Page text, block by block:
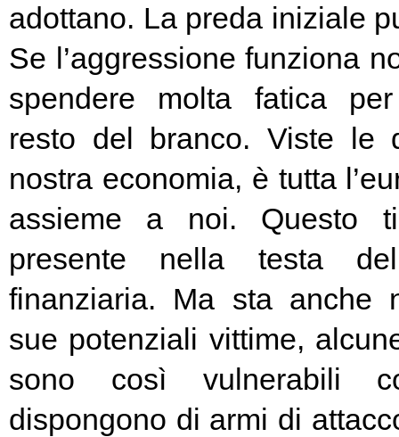
adottano. La preda iniziale
Se l’aggressione funziona
spendere molta fatica
resto del branco. Viste le
nostra economia, è tutta
assieme a noi. Questo
presente nella testa
finanziaria. Ma sta anche
sue potenziali vittime,
sono così vulnerabili
dispongono di armi di